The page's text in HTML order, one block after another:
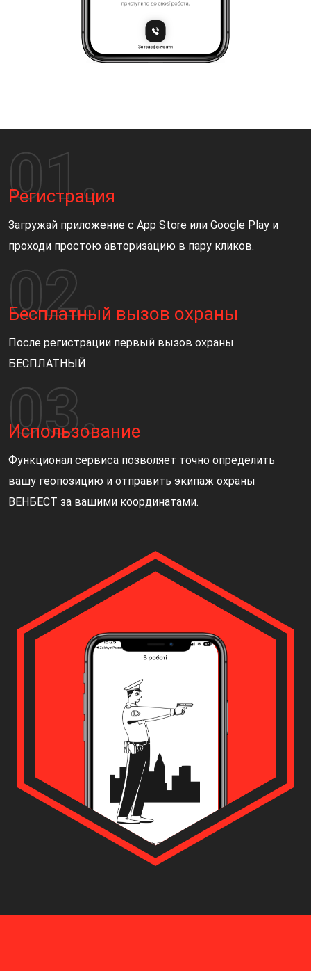
Регистрация
Загружай приложение с App Store или Google Play и
проходи простою авторизацию в пару кликов.
Бесплатный вызов охраны
После регистрации первый вызов охраны
БЕСПЛАТНЫЙ
Использование
Функционал сервиса позволяет точно определить
вашу геопозицию и отправить экипаж охраны
ВЕНБЕСТ за вашими координатами.